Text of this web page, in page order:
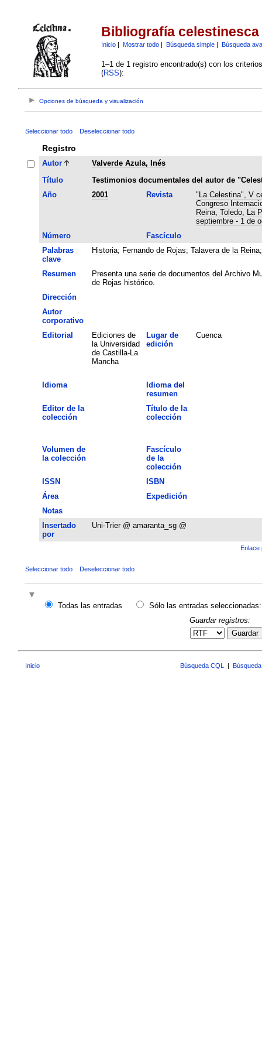
Bibliografía celestinesca
Inicio| Mostrar todo| Búsqueda simple| Búsqueda
1–1 de 1 registro encontrado(s) con los
(RSS):
Opciones de búsqueda y visualización
Seleccionar todo Deseleccionar todo
Registro
Autor
Valverde Azula, Inés
Título
Testimonios documentales del autor de
Año
2001 Revista
"La Celestina", V
Congreso
Reina, Toledo, La
septiembre - 1 de
Número
Fascículo
Palabras
clave
Historia; Fernando de Rojas; Talavera de la Reina
Resumen
Presenta una serie de documentos del Archivo
de Rojas histórico.
Dirección
Autor
corporativo
Editorial
Ediciones de
la Universidad
de Castilla-La
Mancha
Lugar de
edición
Cuenca
Idioma
Idioma del
resumen
Editor de la
colección
Título de la
colección
Volumen de
la colección
Fascículo
de la
colección
ISSN
ISBN
Área
Expedición
Notas
Insertado
por
Uni-Trier @ amaranta_sg @
Enlace
Seleccionar todo Deseleccionar todo
Todas las entradas
Sólo las entradas seleccionadas:
Guardar registros:
Guardar
Inicio Búsqueda CQL